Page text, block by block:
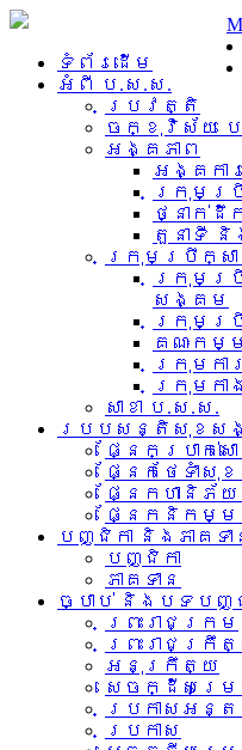
ទំព័រដើម
អំពី​ ប.ស.ស.
ប្រវត្តិ
ចក្ខុវិស័យ ប
អង្គភាព
អង្គកា
ក្រុមប្រឹ
ថ្នាក់ដឹ
តួនាទី
ក្រុមប្រឹក្សា
ក្រុមប្រឹ
សង្គម
ក្រុមប្រឹ
គណៈកម្ម
ក្រុមកា
ក្រុមកា
សាខា ប.ស.ស.
របបសន្តិសុខស
ផ្នែកប្រាក់ស
ផ្នែកថែទាំសុខ
ផ្នែកហានិភ័យ
ផ្នែកនិកម្មភ
បញ្ជិកា និងភាគទា
បញ្ជិកា
ភាគទាន
ច្បាប់ និងបទបញ្ជ
ព្រះរាជក្រម
ព្រះរាជក្រឹ
អនុក្រឹត្យ
សេចក្ដីសម្រ
ប្រកាសអន្
ប្រកាស